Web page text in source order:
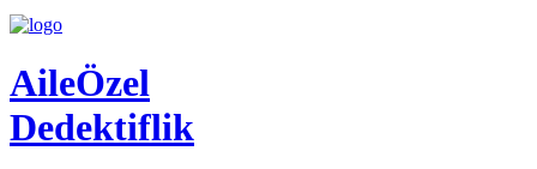
AileÖzel
Dedektiflik